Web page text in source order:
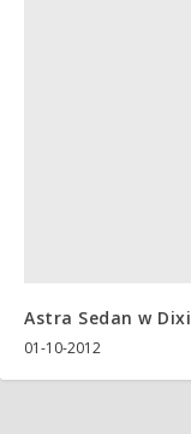
Astra Sedan w Dixi
01-10-2012